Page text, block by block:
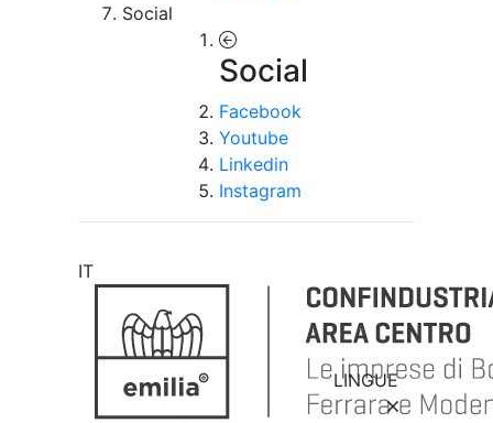
Social
Social
Facebook
Youtube
Linkedin
Instagram
IT
LINGUE